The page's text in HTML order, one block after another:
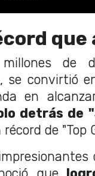
que
de
se convirtió
en
detrás de
récord de "Top